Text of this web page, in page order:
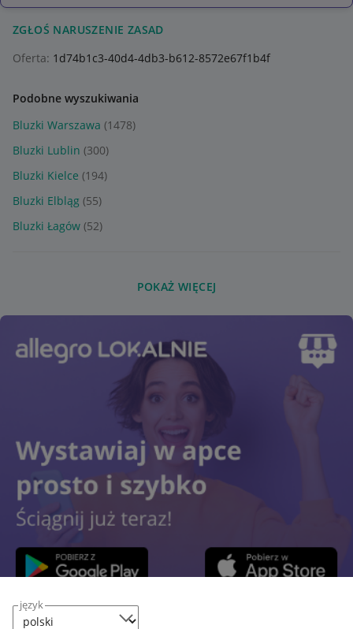
język
ZGŁOŚ NARUSZENIE ZASAD
Oferta: 1d74b1c3-40d4-4db3-b612-8572e67f1b4f
Podobne wyszukiwania
Bluzki Warszawa (1478)
Bluzki Lublin (300)
Bluzki Kielce (194)
Bluzki Elbląg (55)
Bluzki Łagów (52)
POKAŻ WIĘCEJ